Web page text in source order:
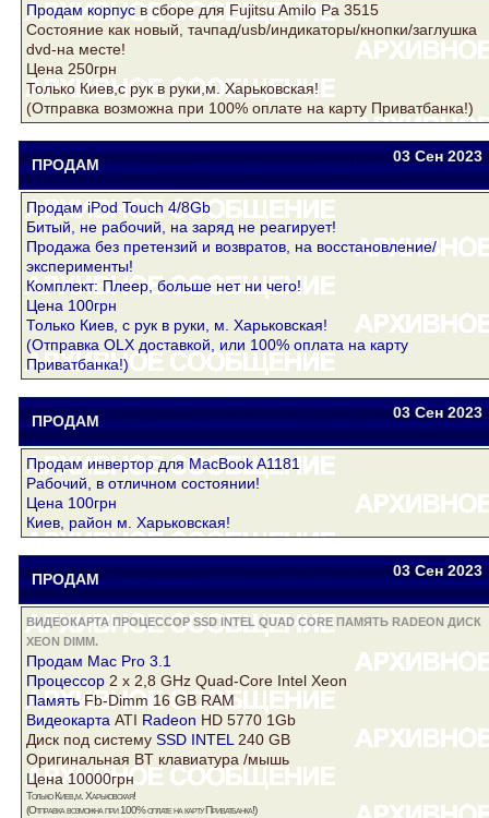
Продамкорпусв сборе для Fujitsu Amilo Pa 3515
Состояние как новый, тачпад/usb/индикаторы/кнопки/заглушка
dvd-на месте!
Цена 250грн
Только Киев,с рук в руки,м. Харьковская!
(Отправка возможна при 100% оплате на карту Приватбанка!)
ПРОДАМ Drake yuriytimoschuk@gmail.com03 Сен2023
Продам iPod Touch 4/8Gb
Битый, не рабочий, на заряд не реагирует!
Продажа без претензий и возвратов, на восстановление/
эксперименты!
Комплект: Плеер, больше нет ни чего!
Цена 100грн
Только Киев, с рук в руки, м. Харьковская!
(Отправка OLX доставкой, или 100% оплата на карту
Приватбанка!)
ПРОДАМ Drake yuriytimoschuk@gmail.com03 Сен2023
Продам инвертор для MacBook A1181
Рабочий, в отличном состоянии!
Цена 100грн
Киев, район м. Харьковская!
ПРОДАМ Drake yuriytimoschuk@gmail.com03 Сен2023
ВИДЕОКАРТА ПРОЦЕССОР SSD INTEL QUAD CORE ПАМЯТЬ RADEON ДИСК
XEON DIMM.
Продам Mac Pro 3.1
Процессор 2 x 2,8 GHz Quad-Core Intel Xeon
ПамятьFb-Dimm 16 GB RAM
Видеокарта ATI Radeon HD 5770 1Gb
Диск под систему SSD INTEL 240 GB
Оригинальная BT клавиатура /мышь
Цена 10000грн
Только Киев,м. Харьковская!
(Отправка возможна при 100% оплате на карту Приватбанка!)